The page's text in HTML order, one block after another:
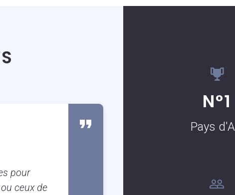
pour
ceux de
Susanne Boulanger
garer à Aix que j’utilise très
N°1
Pays